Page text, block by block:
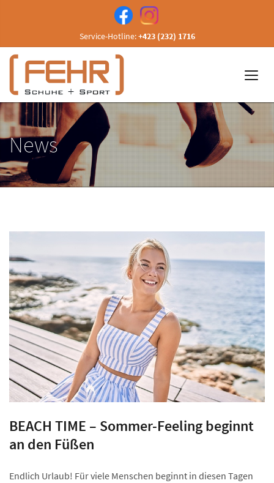
Service-Hotline:+423 (232) 1716
News
BEACH TIME – Sommer-Feeling beginnt
an den Füßen
Endlich Urlaub! Für viele Menschen beginnt in diesen Tagen